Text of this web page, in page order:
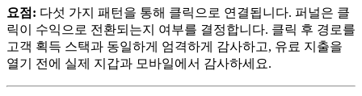
요점: 다섯 가지 패턴을 통해 클릭으로 연결됩니다. 퍼널은 클
릭이 수익으로 전환되는지 여부를 결정합니다. 클릭 후 경로를
고객 획득 스택과 동일하게 엄격하게 감사하고, 유료 지출을
열기 전에 실제 지갑과 모바일에서 감사하세요.